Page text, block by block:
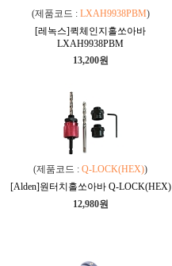
(제품코드 : LXAH9938PBM)
[레녹스]퀵체인지홀쏘아바
LXAH9938PBM
13,200원
(제품코드 : Q-LOCK(HEX))
[Alden]원터치홀쏘아바 Q-LOCK(HEX)
12,980원